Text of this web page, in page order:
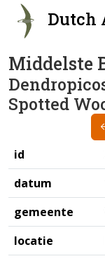
Dutch
Middelste
Spotted
id
datum
gemeente
locatie